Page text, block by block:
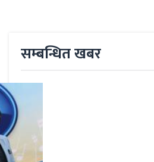
सम्बन्धित खबर